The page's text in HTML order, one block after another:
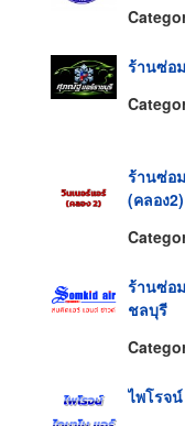
ร้านซ่อ
ร้านซ่อ
(คลอง2)
ร้านซ่อ
ชลบุรี
ไพโรจ